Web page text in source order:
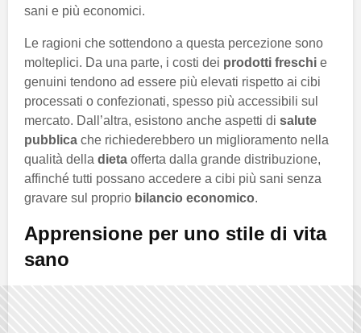
sani e più economici.
Le ragioni che sottendono a questa percezione sono
molteplici. Da una parte, i costi dei prodotti freschi e
genuini tendono ad essere più elevati rispetto ai cibi
processati o confezionati, spesso più accessibili sul
mercato. Dall’altra, esistono anche aspetti di salute
pubblica che richiederebbero un miglioramento nella
qualità della dieta offerta dalla grande distribuzione,
affinché tutti possano accedere a cibi più sani senza
gravare sul proprio bilancio economico.
Apprensione per uno stile di vita
sano